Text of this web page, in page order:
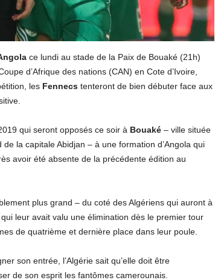
ce lundi au stade de la Paix de Bouaké (21h)
d’Afrique des nations (CAN) en Cote d’Ivoire,
les Fennecstenteront de bien débuter face aux
qui seront opposés ce soir à Bouaké – ville située
la capitale Abidjan – à une formation d’Angola qui
avoir été absente de la précédente édition au
plus grand – du coté des Algériens qui auront à
leur avait valu une élimination dès le premier tour
de quatrième et dernière place dans leur poule.
son entrée, l’Algérie sait qu’elle doit être
de son esprit les fantômes camerounais.